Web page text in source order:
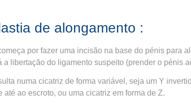
de alongamento :
por fazer uma incisão na base do pénis para
a libertação do ligamento suspeito (prender o pénis
numa cicatriz de forma variável, seja um Y
até ao escroto, ou uma cicatriz em forma de Z.